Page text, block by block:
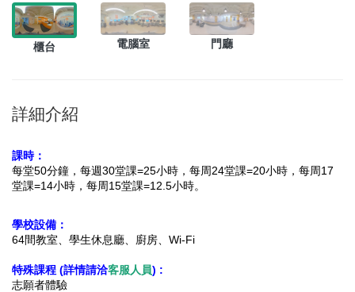
櫃台 電腦室 門廳
詳細介紹
課時：
每堂50分鐘， 每週30堂課=25小時，每周24堂課=20小時，每周17
堂課=14小時，每周15堂課=12.5小時。
學校設備：
64間教室、學生休息廳、廚房、Wi-Fi
特殊課程 (詳情請洽客服人員) :
志願者體驗